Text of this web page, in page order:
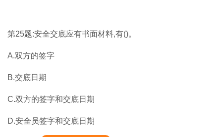
第25题:安全交底应有书面材料,有()。
A.双方的签字
B.交底日期
C.双方的签字和交底日期
D.安全员签字和交底日期